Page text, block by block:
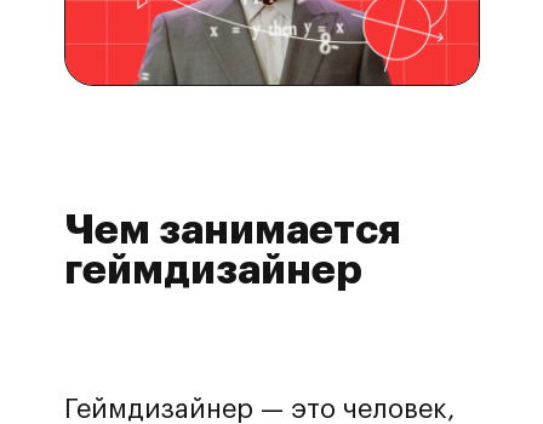
Чем занимается
геймдизайнер
Геймдизайнер — это человек,